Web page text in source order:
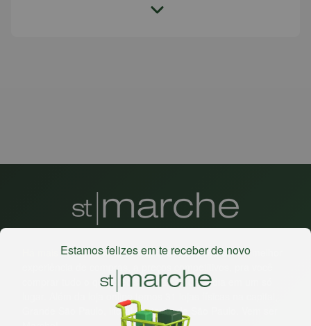
Há mais de 22 anos, o St. Marche busca oferecer a melhor
experiência de compras, a preços competitivos, pra você
comprar tudo o que precisa para seu dia a dia em um só
lugar. Além da loja online temos 31 lojas físicas na capital,
Grande São Paulo, litoral e interior de São Paulo. Vem ser
Estamos felizes em te receber de novo